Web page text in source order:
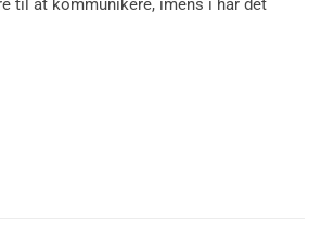
til at kommunikere, imens i har det